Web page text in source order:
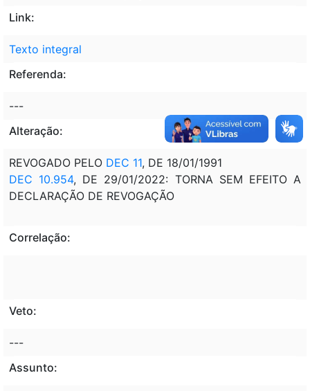
Link:
Texto integral
Referenda:
---
Alteração:
REVOGADO PELO DEC 11, DE 18/01/1991
DEC 10.954, DE 29/01/2022: TORNA SEM EFEITO A
DECLARAÇÃO DE REVOGAÇÃO
Correlação:
Veto:
---
Assunto: